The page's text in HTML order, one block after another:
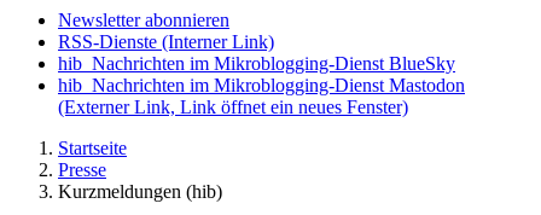
Newsletter abonnieren
RSS-Dienste (Interner Link)
hib_Nachrichten im Mikroblogging-Dienst BlueSky
hib_Nachrichten im Mikroblogging-Dienst Mastodon
(Externer Link, Link öffnet ein neues Fenster)
Startseite
Presse
Kurzmeldungen (hib)